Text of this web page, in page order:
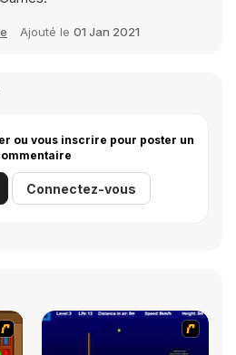
Ajouté le 01 Jan 2021
ou vous inscrire pour poster un
Connectez-vous